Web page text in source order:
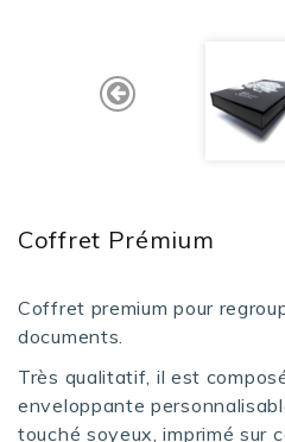
Coffret Prémium
Coffret premium pour
documents.
Très qualitatif, il est
enveloppante
touché soyeux, imprimé sur